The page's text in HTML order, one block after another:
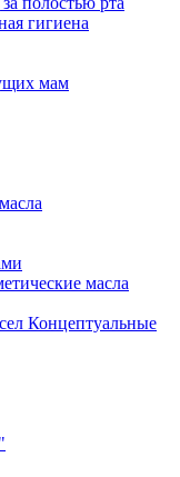
гигиена
мам
масла
Концептуальные